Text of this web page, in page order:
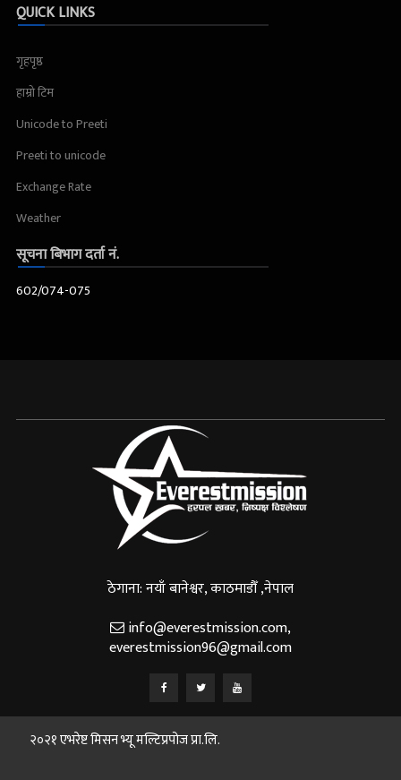
QUICK LINKS
गृहपृष्ठ
हाम्रो टिम
Unicode to Preeti
Preeti to unicode
Exchange Rate
Weather
सूचना बिभाग दर्ता नं.
602/074-075
ठेगाना: नयाँ बानेश्वर, काठमाडौँ ,नेपाल
info@everestmission.com,
everestmission96@gmail.com
२०२१ एभरेष्ट मिसन भ्यू मल्टिप्रपोज प्रा.लि.